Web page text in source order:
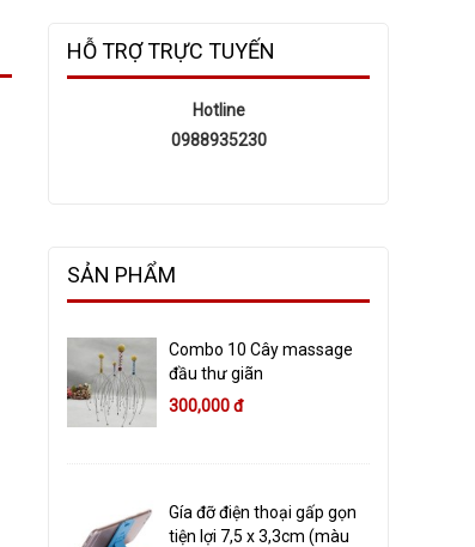
HỖ TRỢ TRỰC TUYẾN
Hotline
0988935230
SẢN PHẨM
Combo 10 Cây massage
đầu thư giãn
300,000 đ
Gía đỡ điện thoại gấp gọn
tiện lợi 7,5 x 3,3cm (màu